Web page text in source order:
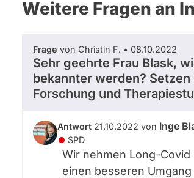
Weitere Fragen an
Frage von Christin F. • 08.10.2022
Sehr geehrte Frau Blask,
bekannter werden?
Forschung und
Antwort 21.10.2022 von Inge
SPD
Wir nehmen Long-
einen besseren